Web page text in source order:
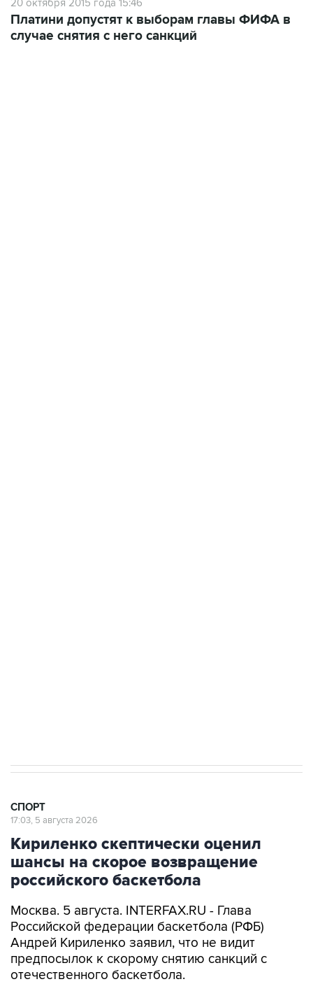
20 октября 2015 года 15:46
Платини допустят к выборам главы ФИФА в
случае снятия с него санкций
СПОРТ
17:03, 5 августа 2026
Кириленко скептически оценил
шансы на скорое возвращение
российского баскетбола
Москва. 5 августа. INTERFAX.RU - Глава
Российской федерации баскетбола (РФБ)
Андрей Кириленко заявил, что не видит
предпосылок к скорому снятию санкций с
отечественного баскетбола.